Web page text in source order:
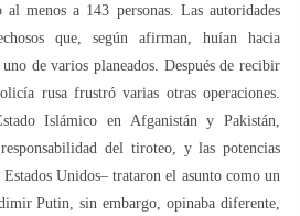
menos a 143 personas. Las autoridades
que, según afirman, huían hacia
de varios planeados. Después de recibir
rusa frustró varias otras operaciones.
Islámico en Afganistán y Pakistán,
del tiroteo, y las potencias
Estados Unidos– trataron el asunto como un
Putin, sin embargo, opinaba diferente,